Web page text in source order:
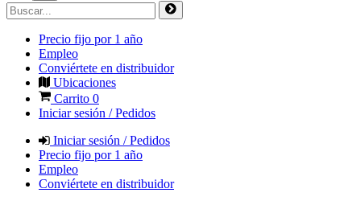
Precio fijo por 1 año
Empleo
Conviértete en distribuidor
Ubicaciones
Carrito 0
Iniciar sesión / Pedidos
Iniciar sesión / Pedidos
Precio fijo por 1 año
Empleo
Conviértete en distribuidor